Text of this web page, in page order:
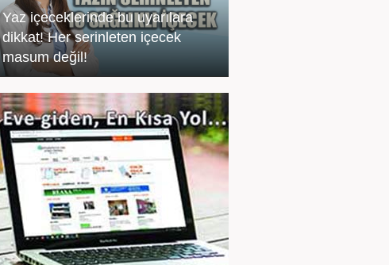
Yaz içeceklerinde bu uyarılara
dikkat! Her serinleten içecek
masum değil!